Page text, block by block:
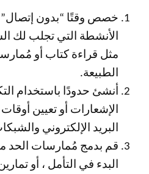
خصص وقتًا “بدون
الأنشطة التي تجلب لك
مثل قراءة كتاب أو
الطبيعة.
أنشئ حدودًا باستخدام
الإشعارات أو تعيين
البريد الإلكتروني
قم بدمج مُمارسات الحد
البدء في التأمل ، أو